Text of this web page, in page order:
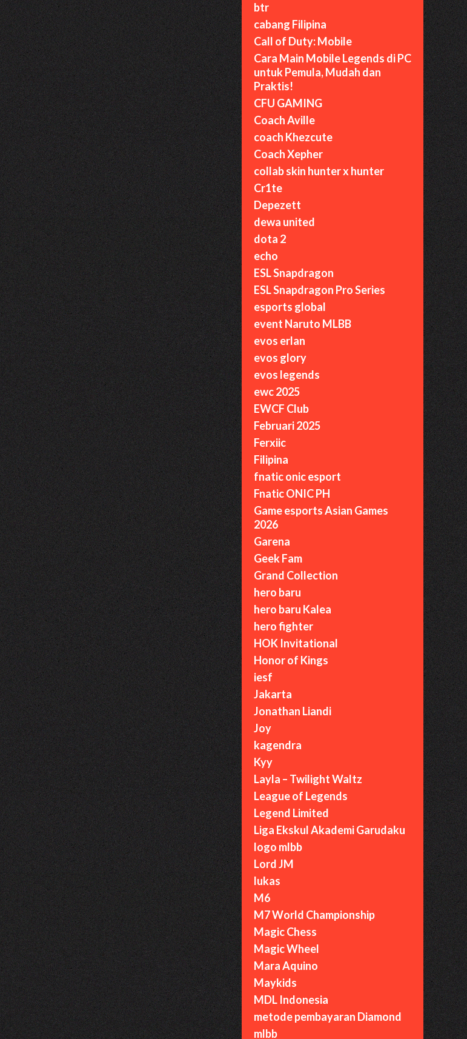
btr
cabang Filipina
Call of Duty: Mobile
Cara Main Mobile Legends di PC
untuk Pemula, Mudah dan
Praktis!
CFU GAMING
Coach Aville
coach Khezcute
Coach Xepher
collab skin hunter x hunter
Cr1te
Depezett
dewa united
dota 2
echo
ESL Snapdragon
ESL Snapdragon Pro Series
esports global
event Naruto MLBB
evos erlan
evos glory
evos legends
ewc 2025
EWCF Club
Februari 2025
Ferxiic
Filipina
fnatic onic esport
Fnatic ONIC PH
Game esports Asian Games
2026
Garena
Geek Fam
Grand Collection
hero baru
hero baru Kalea
hero fighter
HOK Invitational
Honor of Kings
iesf
Jakarta
Jonathan Liandi
Joy
kagendra
Kyy
Layla – Twilight Waltz
League of Legends
Legend Limited
Liga Ekskul Akademi Garudaku
logo mlbb
Lord JM
lukas
M6
M7 World Championship
Magic Chess
Magic Wheel
Mara Aquino
Maykids
MDL Indonesia
metode pembayaran Diamond
mlbb